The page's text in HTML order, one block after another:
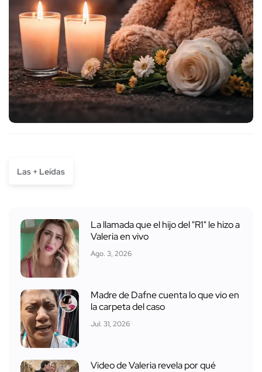
Las + Leídas
La llamada que el hijo del "R1" le hizo a
Valeria en vivo
Ago. 3, 2026
Madre de Dafne cuenta lo que vio en
la carpeta del caso
Jul. 31, 2026
Video de Valeria revela por qué